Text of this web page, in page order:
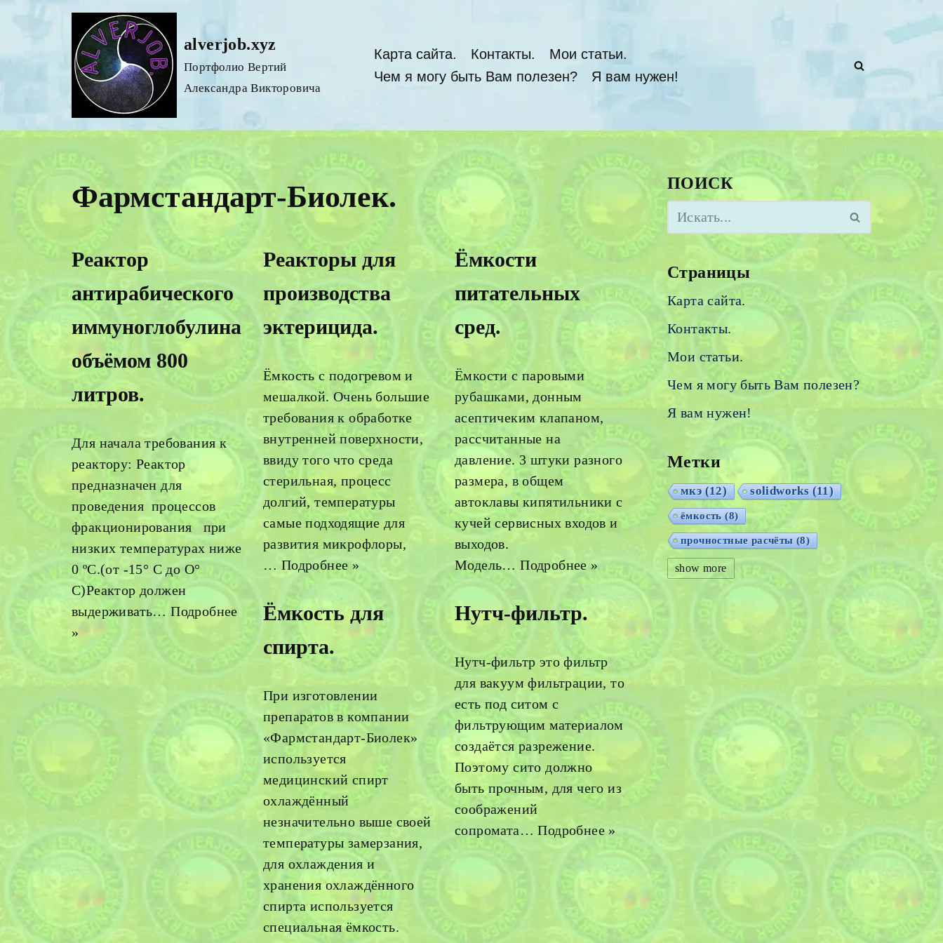
содержимому
alverjob.xyz
Портфолио Вертий
Александра Викторовича
Карта сайта. Контакты.
Мои статьи.
Чем я могу быть Вам полезен?
Я вам нужен!
Фармстандарт-Биолек.
Реактор
антирабического
иммуноглобулина
объёмом 800
литров.
Для начала требования к
реактору: Реактор
предназначен для
проведения процессов
фракционирования при
низких температурах ниже
0 ºС.(от -15° С до О°
С)Реактор должен
выдерживать…Подробнее
»
Реакторы для
производства
эктерицида.
Ёмкость с подогревом и
мешалкой. Очень большие
требования к обработке
внутренней поверхности,
ввиду того что среда
стерильная, процесс
долгий, температуры
самые подходящие для
развития микрофлоры,
… Подробнее »
Ёмкости
питательных
сред.
Ёмкости с паровыми
рубашками, донным
асептичеким клапаном,
рассчитанные на
давление. 3 штуки разного
размера, в общем
автоклавы кипятильники с
кучей сервисных входов и
выходов.
Модель…Подробнее »
Ёмкость для
спирта.
При изготовлении
препаратов в компании
«Фармстандарт-Биолек»
используется
медицинский спирт
охлаждённый
незначительно выше своей
температуры замерзания,
для охлаждения и
хранения охлаждённого
спирта используется
специальная ёмкость.
Нутч-фильтр.
Нутч-фильтр это фильтр
для вакуум фильтрации, то
есть под ситом с
фильтрующим материалом
создаётся разрежение.
Поэтому сито должно
быть прочным, для чего из
соображений
сопромата…Подробнее »
ПОИСК
Страницы
Карта сайта.
Контакты.
Мои статьи.
Чем я могу быть Вам полезен?
Я вам нужен!
Метки
мкэ(12) solidworks(11)
ёмкость(8)
прочностные расчёты(8)
ёмкости для пива
торосферичекие крышки
штрипсы
расчёт на внешнее и внутреннее давление
расчёт теплоизоляции
show more